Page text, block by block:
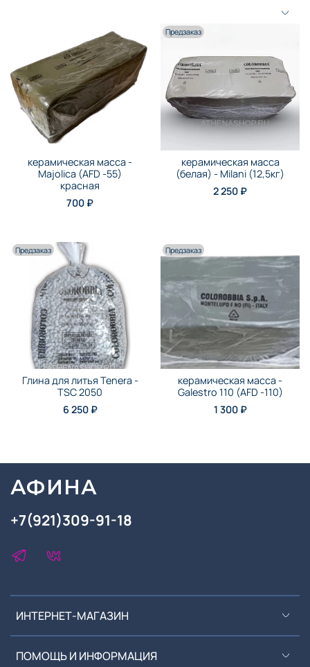
керамическая масса -
Majolica (AFD -55)
красная
700 ₽
Предзаказ
керамическая масса
(белая) - Milani (12,5кг)
2 250 ₽
Предзаказ
Глина для литья Tenera -
TSC 2050
6 250 ₽
Предзаказ
керамическая масса -
Galestro 110 (AFD -110)
1 300 ₽
ИНТЕРНЕТ-МАГАЗИН
ПОМОЩЬ И ИНФОРМАЦИЯ
+7(921)309-91-18
АФИНА